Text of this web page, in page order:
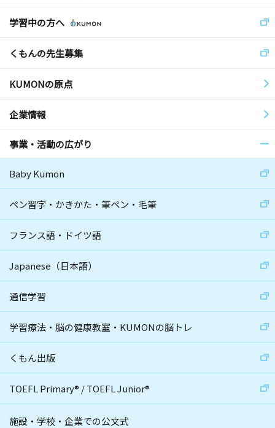
学習中の方へ
くもんの先生募集
KUMONの原点
企業情報
事業・活動の広がり
Baby Kumon
ペン習字・かきかた・筆ペン・毛筆
フランス語・ドイツ語
Japanese（日本語）
通信学習
学習療法・脳の健康教室・KUMONの脳トレ
くもん出版
TOEFL Primary® /TOEFL Junior®
施設・学校・企業での公文式